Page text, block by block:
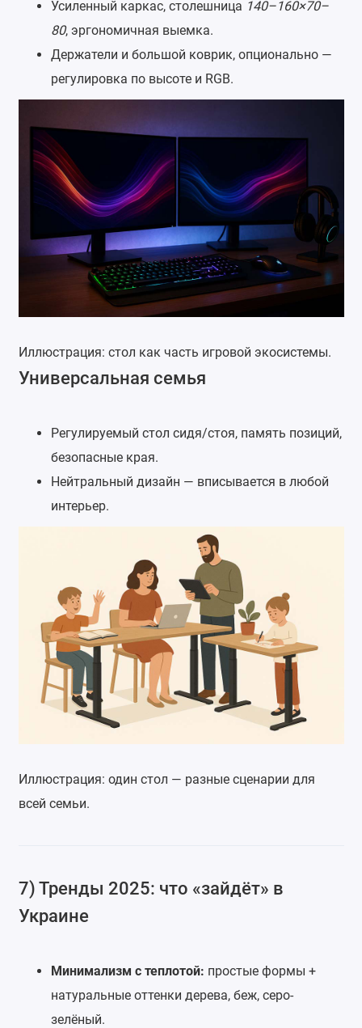
Усиленный каркас, столешница 140–160×70–
80, эргономичная выемка.
Держатели и большой коврик, опционально —
регулировка по высоте и RGB.
Иллюстрация: стол как часть игровой экосистемы.
Универсальная семья
Регулируемый стол сидя/стоя, память позиций,
безопасные края.
Нейтральный дизайн — вписывается в любой
интерьер.
Иллюстрация: один стол — разные сценарии для
всей семьи.
7) Тренды 2025: что «зайдёт» в
Украине
Минимализм с теплотой: простые формы +
натуральные оттенки дерева, беж, серо-
зелёный.